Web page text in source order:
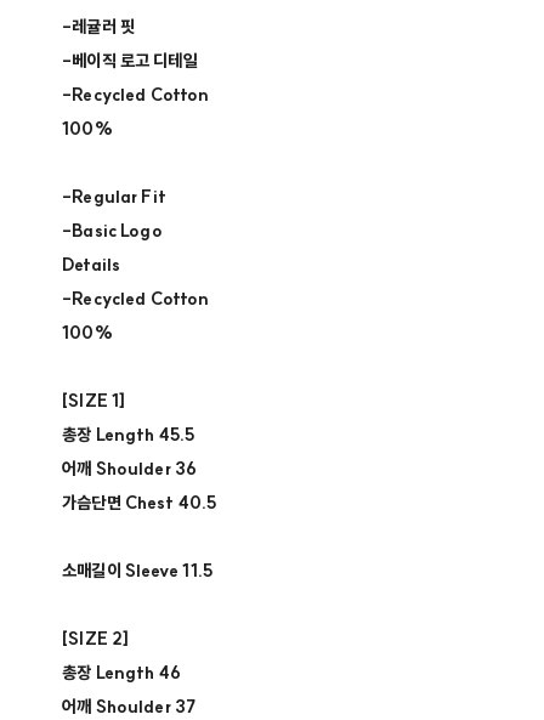
-레귤러 핏​
-베이직 로고 디테일​
-Recycled Cotton
100% ​
-Regular Fit​
-Basic Logo
Details​
-Recycled Cotton
100%​
[SIZE 1]​
총장 Length 45.5​
어깨 Shoulder 36​
가슴단면 Chest 40.5
소매길이 Sleeve 11.5 ​
[SIZE 2]​
총장 Length 46​
어깨 Shoulder 37​